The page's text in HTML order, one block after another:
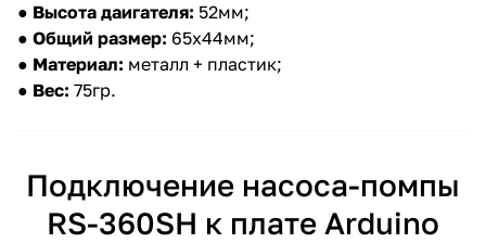
● Высота даигателя: 52мм;
● Общий размер: 65х44мм;
● Материал: металл + пластик;
● Вес: 75гр.
Подключение насоса-помпы
RS-360SH к плате Arduino